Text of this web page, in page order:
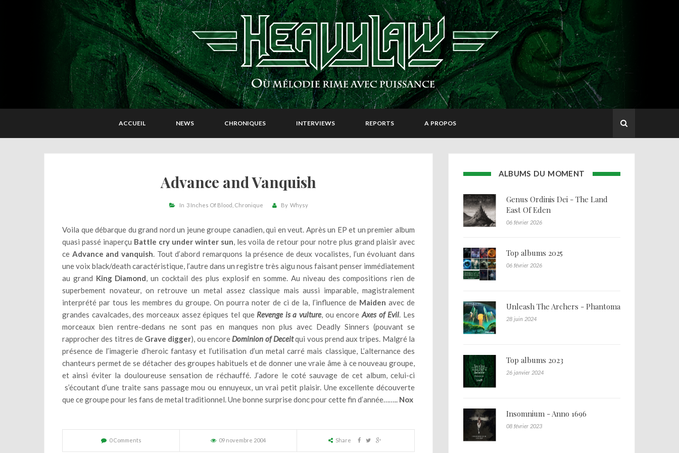
ACCUEIL NEWS CHRONIQUES INTERVIEWS REPORTS A PROPOS
Advance and Vanquish
In 3 Inches Of Blood Chronique By Whysy
Voila que débarque du grand nord un jeune groupe canadien, qui en veut. Après un EP et un premier album
quasi passé inaperçu Battle cry under winter sun, les voila de retour pour notre plus grand plaisir avec
ce Advance and vanquish. Tout d’abord remarquons la présence de deux vocalistes, l’un évoluant dans
une voix black/death caractéristique, l’autre dans un registre très aigu nous faisant penser immédiatement
au grand King Diamond, un cocktail des plus explosif en somme. Au niveau des compositions rien de
superbement novateur, on retrouve un metal assez classique mais aussi imparable, magistralement
interprété par tous les membres du groupe. On pourra noter de ci de la, l’influence de Maiden avec de
grandes cavalcades, des morceaux assez épiques tel que Revenge is a vulture, ou encoreAxes of Evil. Les
morceaux bien rentre-dedans ne sont pas en manques non plus avec Deadly Sinners (pouvant se
rapprocher des titres de Grave digger), ou encore Dominion of Deceitqui vous prend aux tripes. Malgré la
présence de l’imagerie d’heroic fantasy et l’utilisation d’un metal carré mais classique, L’alternance des
chanteurs permet de se détacher des groupes habituels et de donner une vraie âme à ce nouveau groupe,
et ainsi éviter la douloureuse sensation de réchauffé. J’adore le coté sauvage de cet album, celui-ci
s’écoutant d’une traite sans passage mou ou ennuyeux, un vrai petit plaisir. Une excellente découverte
que ce groupe pour les fans de metal traditionnel. Une bonne surprise donc pour cette fin d’année…….. Nox
0 Comments 09 novembre 2004 Share
ALBUMS DU MOMENT
Genus Ordinis Dei - The Land
East Of Eden
06 février 2026
Top albums 2025
06 février 2026
Unleash The Archers - Phantoma
28 juin 2024
Top albums 2023
26 janvier 2024
Insomnium - Anno 1696
08 février 2023